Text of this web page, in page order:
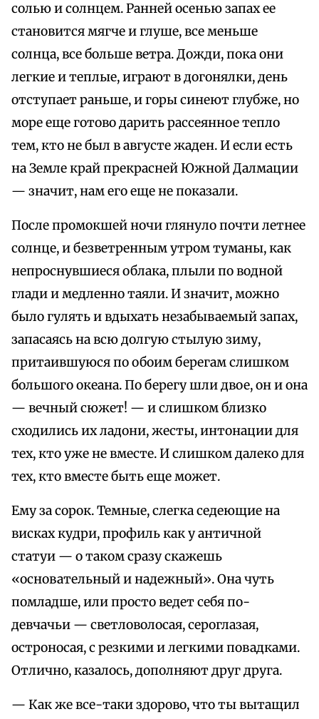
солью и солнцем. Ранней осенью запах ее
становится мягче и глуше, все меньше
солнца, все больше ветра. Дожди, пока они
легкие и теплые, играют в догонялки, день
отступает раньше, и горы синеют глубже, но
море еще готово дарить рассеянное тепло
тем, кто не был в августе жаден. И если есть
на Земле край прекрасней Южной Далмации
— значит, нам его еще не показали.
После промокшей ночи глянуло почти летнее
солнце, и безветренным утром туманы, как
непроснувшиеся облака, плыли по водной
глади и медленно таяли. И значит, можно
было гулять и вдыхать незабываемый запах,
запасаясь на всю долгую стылую зиму,
притаившуюся по обоим берегам слишком
большого океана. По берегу шли двое, он и она
— вечный сюжет! — и слишком близко
сходились их ладони, жесты, интонации для
тех, кто уже не вместе. И слишком далеко для
тех, кто вместе быть еще может.
Ему за сорок. Темные, слегка седеющие на
висках кудри, профиль как у античной
статуи — о таком сразу скажешь
«основательный и надежный». Она чуть
помладше, или просто ведет себя по-
девчачьи — светловолосая, сероглазая,
остроносая, с резкими и легкими повадками.
Отлично, казалось, дополняют друг друга.
— Как же все-таки здорово, что ты вытащил